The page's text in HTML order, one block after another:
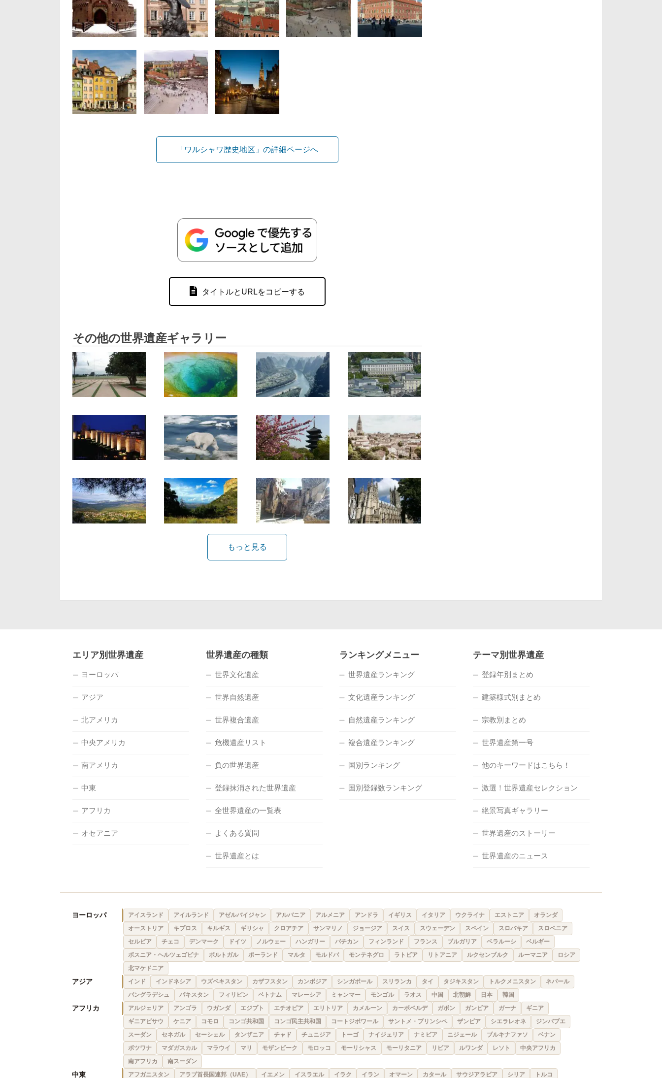
「ワルシャワ歴史地区」の詳細ページへ
タイトルとURLをコピーする
その他の世界遺産ギャラリー
もっと見る
エリア別世界遺産
ヨーロッパ
アジア
北アメリカ
中央アメリカ
南アメリカ
中東
アフリカ
オセアニア
世界遺産の種類
世界文化遺産
世界自然遺産
世界複合遺産
危機遺産リスト
負の世界遺産
登録抹消された世界遺産
全世界遺産の一覧表
よくある質問
世界遺産とは
ランキングメニュー
世界遺産ランキング
文化遺産ランキング
自然遺産ランキング
複合遺産ランキング
国別ランキング
国別登録数ランキング
テーマ別世界遺産
登録年別まとめ
建築様式別まとめ
宗教別まとめ
世界遺産第一号
他のキーワードはこちら！
激選！世界遺産セレクション
絶景写真ギャラリー
世界遺産のストーリー
世界遺産のニュース
ヨーロッパ アイスランド アイルランド アゼルバイジャン アルバニア アルメニア アンドラ イギリス イタリア ウクライナ エストニア
オランダ
オーストリア
キプロス キルギス ギリシャ クロアチア サンマリノ ジョージア スイス スウェーデン スペイン スロバキア
スロベニア
セルビア
チェコ デンマーク ドイツ ノルウェー ハンガリー バチカン フィンランド フランス ブルガリア ベラルーシ
ベルギー
ボスニア・ヘルツェゴビナ
ポルトガル ポーランド マルタ モルドバ モンテネグロ ラトビア リトアニア ルクセンブルク ルーマニア
ロシア
北マケドニア
アジア インド インドネシア ウズベキスタン カザフスタン カンボジア シンガポール スリランカ タイ タジキスタン トルクメニスタン
ネパール
バングラデシュ
パキスタン フィリピン ベトナム マレーシア ミャンマー モンゴル ラオス 中国 北朝鮮 日本 韓国
アフリカ アルジェリア アンゴラ ウガンダ エジプト エチオピア エリトリア カメルーン カーボベルデ ガボン ガンビア ガーナ
ギニア
ギニアビサウ
ケニア コモロ コンゴ共和国 コンゴ民主共和国 コートジボワール サントメ・プリンシペ ザンビア シエラレオネ
ジンバブエ
スーダン
セネガル セーシェル タンザニア チャド チュニジア トーゴ ナイジェリア ナミビア ニジェール ブルキナファソ
ベナン
ボツワナ
マダガスカル マラウイ マリ モザンビーク モロッコ モーリシャス モーリタニア リビア ルワンダ レソト
中央アフリカ
南アフリカ
南スーダン
中東 アフガニスタン アラブ首長国連邦（UAE） イエメン イスラエル イラク イラン オマーン カタール サウジアラビア シリア トルコ